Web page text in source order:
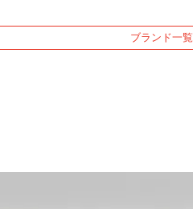
ブランド一覧